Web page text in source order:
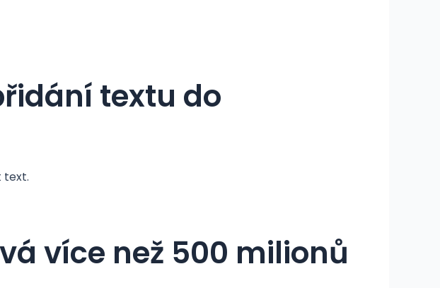
textu do
text.
více než 500 milionů